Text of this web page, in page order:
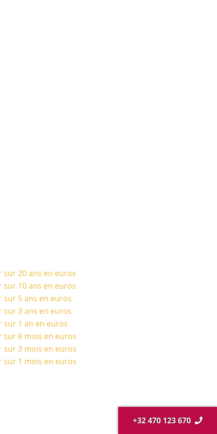
sur 20 ans en euros
sur 10 ans en euros
sur 5 ans en euros
sur 3 ans en euros
sur 1 an en euros
sur 6 mois en euros
sur 3 mois en euros
sur 1 mois en euros
+32 470 123 670